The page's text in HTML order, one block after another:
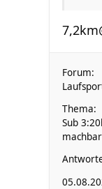
Forum:
Thema:
Sub